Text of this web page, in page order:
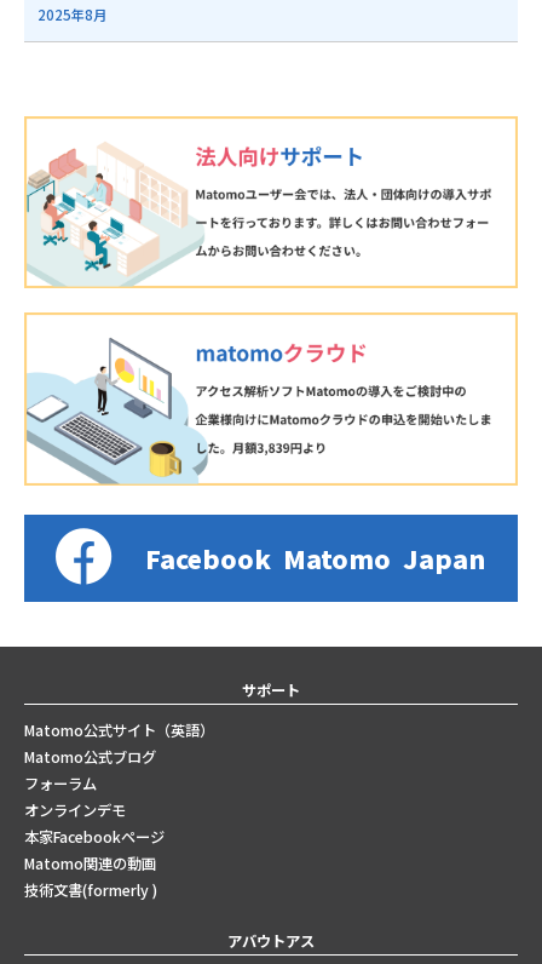
2025年8月
Facebook Matomo Japan
サポート
Matomo公式サイト（英語）
Matomo公式ブログ
フォーラム
オンラインデモ
本家Facebookページ
Matomo関連の動画
技術文書(formerly )
アバウトアス